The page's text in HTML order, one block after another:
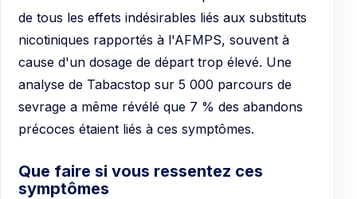
de tous les effets indésirables liés aux substituts
nicotiniques rapportés à l'AFMPS, souvent à
cause d'un dosage de départ trop élevé. Une
analyse de Tabacstop sur 5 000 parcours de
sevrage a même révélé que 7 % des abandons
précoces étaient liés à ces symptômes.
Que faire si vous ressentez ces
symptômes